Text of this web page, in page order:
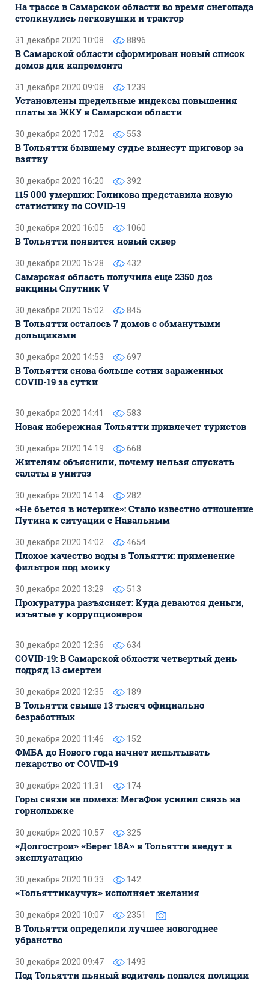
На трассе в Самарской области во время снегопада
столкнулись легковушки и трактор
31 декабря 2020 10:08 8896
В Самарской области сформирован новый список
домов для капремонта
31 декабря 2020 09:08 1239
Установлены предельные индексы повышения
платы за ЖКУ в Самарской области
30 декабря 2020 17:02 553
В Тольятти бывшему судье вынесут приговор за
взятку
30 декабря 2020 16:20 392
115 000 умерших: Голикова представила новую
статистику по COVID-19
30 декабря 2020 16:05 1060
В Тольятти появится новый сквер
30 декабря 2020 15:28 432
Самарская область получила еще 2350 доз
вакцины Спутник V
30 декабря 2020 15:02 845
В Тольятти осталось 7 домов с обманутыми
дольщиками
30 декабря 2020 14:53 697
В Тольятти снова больше сотни зараженных
COVID-19 за сутки
30 декабря 2020 14:41 583
Новая набережная Тольятти привлечет туристов
30 декабря 2020 14:19 668
Жителям объяснили, почему нельзя спускать
салаты в унитаз
30 декабря 2020 14:14 282
«Не бьется в истерике»: Стало известно отношение
Путина к ситуации с Навальным
30 декабря 2020 14:02 4654
Плохое качество воды в Тольятти: применение
фильтров под мойку
30 декабря 2020 13:29 513
Прокуратура разъясняет: Куда деваются деньги,
изъятые у коррупционеров
30 декабря 2020 12:36 634
COVID-19: В Самарской области четвертый день
подряд 13 смертей
30 декабря 2020 12:35 189
В Тольятти свыше 13 тысяч официально
безработных
30 декабря 2020 11:46 152
ФМБА до Нового года начнет испытывать
лекарство от COVID-19
30 декабря 2020 11:31 174
Горы связи не помеха: МегаФон усилил связь на
горнолыжке
30 декабря 2020 10:57 325
«Долгострой» «Берег 18А» в Тольятти введут в
эксплуатацию
30 декабря 2020 10:33 142
«Тольяттикаучук» исполняет желания
30 декабря 2020 10:07 2351
В Тольятти определили лучшее новогоднее
убранство
30 декабря 2020 09:47 1493
Под Тольятти пьяный водитель попался полиции